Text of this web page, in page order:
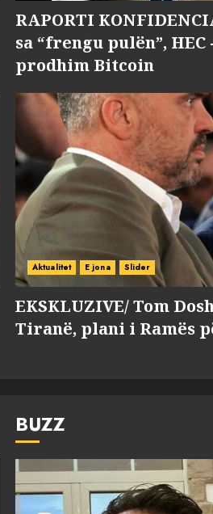
RAPORTI
sa “frengu pulën”,
prodhim Bitcoin
Aktualitet E jona Slider
EKSKLUZIVE/ Tom
Tiranë, plani i Ramës
BUZZ